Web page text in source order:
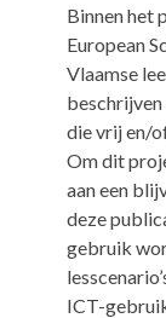
Binnen het
European
Vlaamse
die vrij en/
Om dit
aan een
deze
gebruik
ICT-